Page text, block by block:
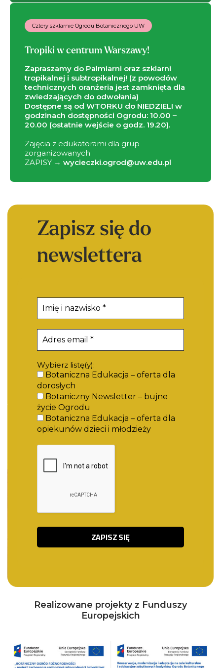
Cztery szklarnie Ogrodu Botanicznego UW
Tropiki w centrum Warszawy!
Zapraszamy do Palmiarni oraz szklarni
tropikalnej i subtropikalnej! (z powodów
technicznych oranżeria jest zamknięta dla
zwiedzających do odwołania)
Dostępne są od WTORKU do NIEDZIELI w
godzinach dostępności Ogrodu: 10.00 –
20.00 (ostatnie wejście o godz. 19.20).
Zajęcia z edukatorami dla grup
zorganizowanych
ZAPISY → wycieczki.ogrod@uw.edu.pl
Zapisz się do
newslettera
Wybierz listę(y):
Botaniczna Edukacja – oferta dla
dorosłych
Botaniczny Newsletter – bujne
życie Ogrodu
Botaniczna Edukacja – oferta dla
opiekunów dzieci i młodzieży
Realizowane projekty z Funduszy
Europejskich